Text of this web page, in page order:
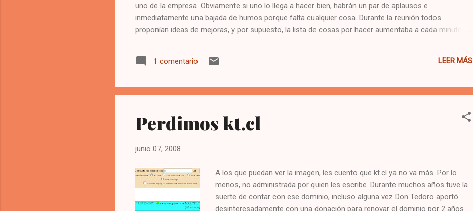
uno de la empresa. Obviamente si uno lo llega a hacer bien, habrán un par de aplausos e
inmediatamente una bajada de humos porque falta cualquier cosa. Durante la reunión todos
proponían ideas de mejoras, y por supuesto, la lista de cosas por hacer aumentaba a cada minuto.
no tuviéramos nada que hacer. Por ahí las personas que menos esperaba yo, salieron en mi defensa.
Yo callé, y hasta creo que las traicioné al no apoyarlas, pero más que apoyar en una reunión me
mí, sino más bien por la gente que quiero y por los que me apoyan. El título de este post refleja algo
1 comentario LEER MÁS
Perdimos kt.cl
junio 07, 2008
A los que puedan ver la imagen, les cuento que kt.cl ya no va más. Por lo
menos, no administrada por quien les escribe. Durante muchos años tuve la
suerte de contar con ese dominio, incluso alguna vez Don Tedoro aportó
desinteresadamente con una donación para renovar el dominio por 2 años